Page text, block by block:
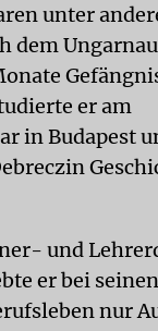
unter
dem
er am
in Budapest
und
er bei
nur